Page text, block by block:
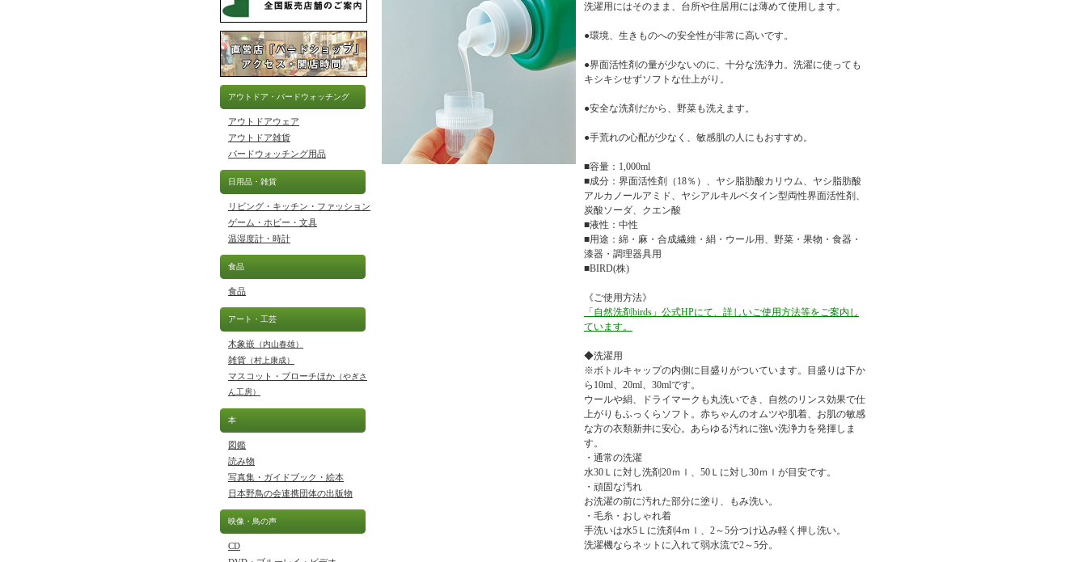
アウトドア・バードウォッチング
アウトドアウェア
アウトドア雑貨
バードウォッチング用品
日用品・雑貨
リビング・キッチン・ファッション
ゲーム・ホビー・文具
温湿度計・時計
食品
食品
アート・工芸
木象嵌 （内山春雄）
雑貨 （村上康成）
マスコット・ブローチほか （やぎさ
ん工房）
本
図鑑
読み物
写真集・ガイドブック・絵本
日本野鳥の会連携団体の出版物
映像・鳥の声
CD
洗濯用にはそのまま、台所や住居用には薄めて使用します。
●環境、生きものへの安全性が非常に高いです。
●界面活性剤の量が少ないのに、十分な洗浄力。洗濯に使っても
キシキシせずソフトな仕上がり。
●安全な洗剤だから、野菜も洗えます。
●手荒れの心配が少なく、敏感肌の人にもおすすめ。
■容量：1,000ml
■成分：界面活性剤（18％）、ヤシ脂肪酸カリウム、ヤシ脂肪酸
アルカノールアミド、ヤシアルキルベタイン型両性界面活性剤、
炭酸ソーダ、クエン酸
■液性：中性
■用途：綿・麻・合成繊維・絹・ウール用、野菜・果物・食器・
漆器・調理器具用
■BIRD(株)
《ご使用方法》
「自然洗剤birds」公式HPにて、詳しいご使用方法等をご案内し
ています。
◆洗濯用
※ボトルキャップの内側に目盛りがついています。目盛りは下か
ら10ml、20ml、30mlです。
ウールや絹、ドライマークも丸洗いでき、自然のリンス効果で仕
上がりもふっくらソフト。赤ちゃんのオムツや肌着、お肌の敏感
な方の衣類新井に安心。あらゆる汚れに強い洗浄力を発揮しま
す。
・通常の洗濯
水30Ｌに対し洗剤20ｍｌ、50Ｌに対し30ｍｌが目安です。
・頑固な汚れ
お洗濯の前に汚れた部分に塗り、もみ洗い。
・毛糸・おしゃれ着
手洗いは水5Ｌに洗剤4ｍｌ、2～5分つけ込み軽く押し洗い。
洗濯機ならネットに入れて弱水流で2～5分。